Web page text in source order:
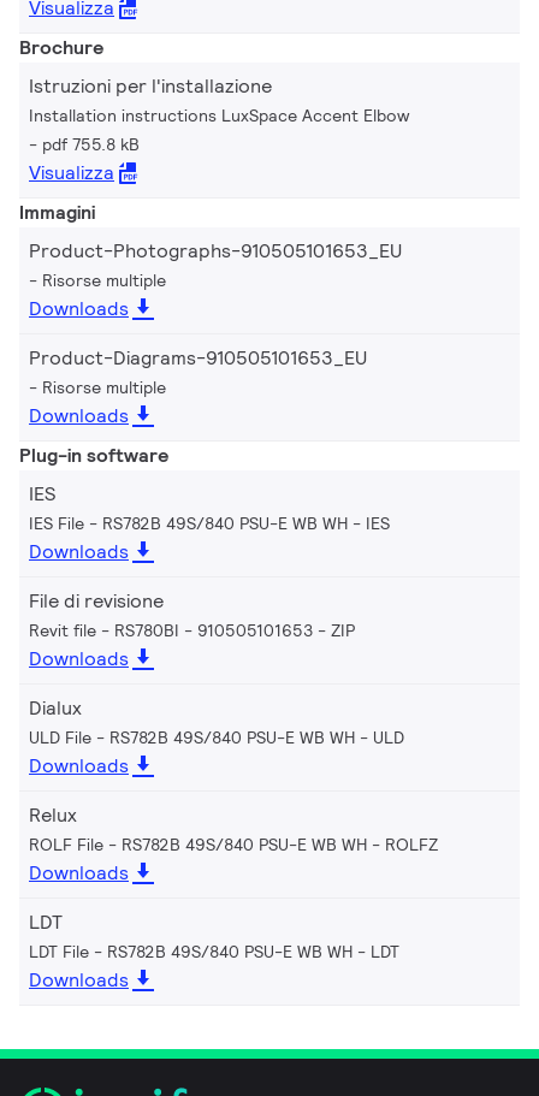
Visualizza
Brochure
Istruzioni per l'installazione
Installation instructions LuxSpace Accent Elbow
pdf 755.8 kB
Visualizza
Immagini
Product-Photographs-910505101653_EU
Risorse multiple
Downloads
Product-Diagrams-910505101653_EU
Risorse multiple
Downloads
Plug-in software
IES
IES File - RS782B 49S/840 PSU-E WB WH IES
Downloads
File di revisione
Revit file - RS780BI - 910505101653 ZIP
Downloads
Dialux
ULD File - RS782B 49S/840 PSU-E WB WH ULD
Downloads
Relux
ROLF File - RS782B 49S/840 PSU-E WB WH ROLFZ
Downloads
LDT
LDT File - RS782B 49S/840 PSU-E WB WH LDT
Downloads